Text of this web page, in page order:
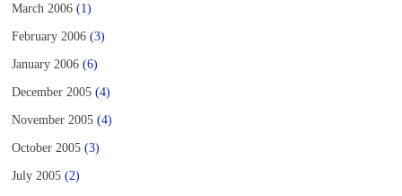
March 2006 (1)
February 2006 (3)
January 2006 (6)
December 2005 (4)
November 2005 (4)
October 2005 (3)
July 2005 (2)